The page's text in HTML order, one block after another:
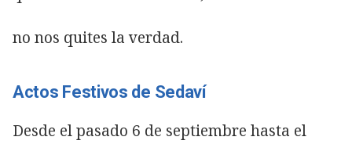
no nos quites la verdad.
Actos Festivos de Sedaví
Desde el pasado 6 de septiembre hasta el